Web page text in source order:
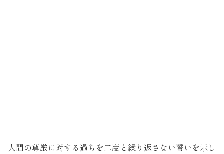
人間の尊厳に対する過ちを二度と繰り返さない誓いを示し